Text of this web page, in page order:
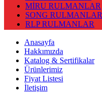
MİRU RULMANLAR
SONG RULMANLAR
RLP RULMANLAR
Anasayfa
Hakkımızda
Katalog & Sertifikalar
Ürünlerimiz
Fiyat Listesi
İletişim